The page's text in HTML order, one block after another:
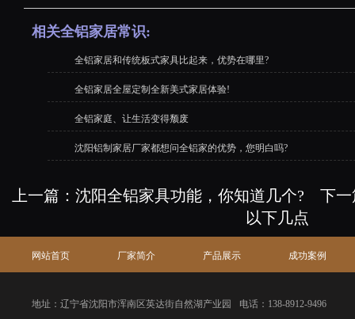
相关全铝家居常识:
全铝家居和传统板式家具比起来，优势在哪里?
全铝家居全屋定制全新美式家居体验!
全铝家庭、让生活变得颓废
沈阳铝制家居厂家都想问全铝家的优势，您明白吗?
上一篇：沈阳全铝家具功能，你知道几个? 下一
以下几点
网站首页 厂家简介 产品展示 成功案例
地址：辽宁省沈阳市浑南区英达街自然湖产业园 电话：138-8912-9496